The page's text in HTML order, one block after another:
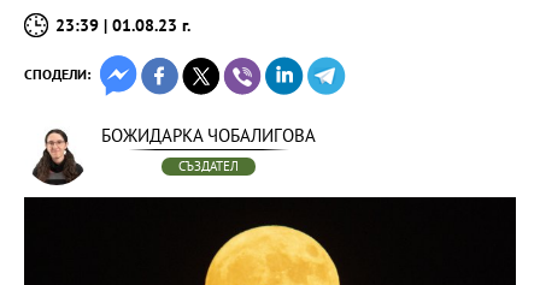
23:39 | 01.08.23 г.
СПОДЕЛИ:
БОЖИДАРКА ЧОБАЛИГОВА
СЪЗДАТЕЛ